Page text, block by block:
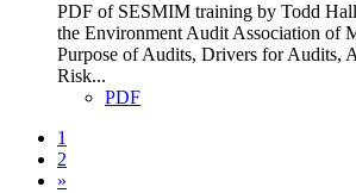
PDF of SESMIM training by Todd
the Environment Audit Association of
Purpose of Audits, Drivers for Audits,
Risk...
PDF
1
2
»